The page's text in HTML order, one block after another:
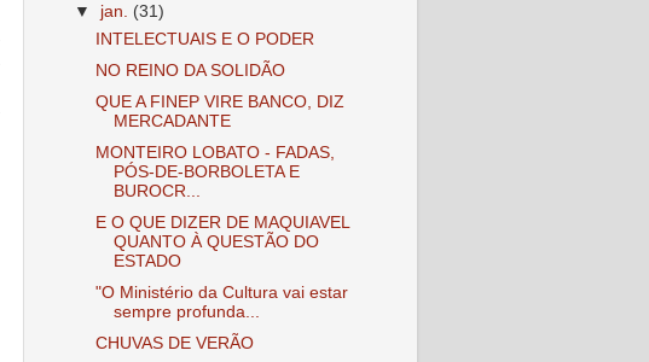
▼ jan. (31)
INTELECTUAIS E O PODER
NO REINO DA SOLIDÃO
QUE A FINEP VIRE BANCO, DIZ
MERCADANTE
MONTEIRO LOBATO - FADAS,
PÓS-DE-BORBOLETA E
BUROCR...
E O QUE DIZER DE MAQUIAVEL
QUANTO À QUESTÃO DO
ESTADO
"O Ministério da Cultura vai estar
sempre profunda...
CHUVAS DE VERÃO